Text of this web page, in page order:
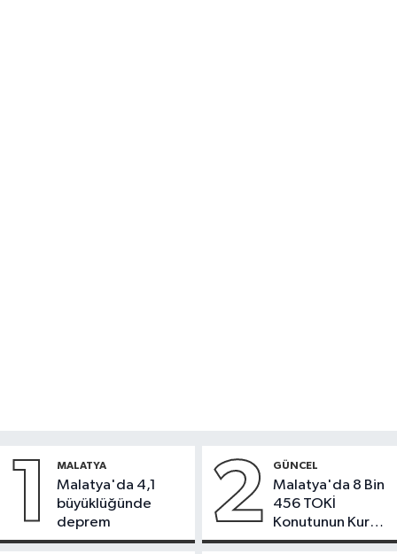
1 MALATYA
Malatya'da 4,1
büyüklüğünde
deprem
2 GÜNCEL
Malatya'da 8 Bin
456 TOKİ
Konutunun Kurası
Bugün Çekiliyor